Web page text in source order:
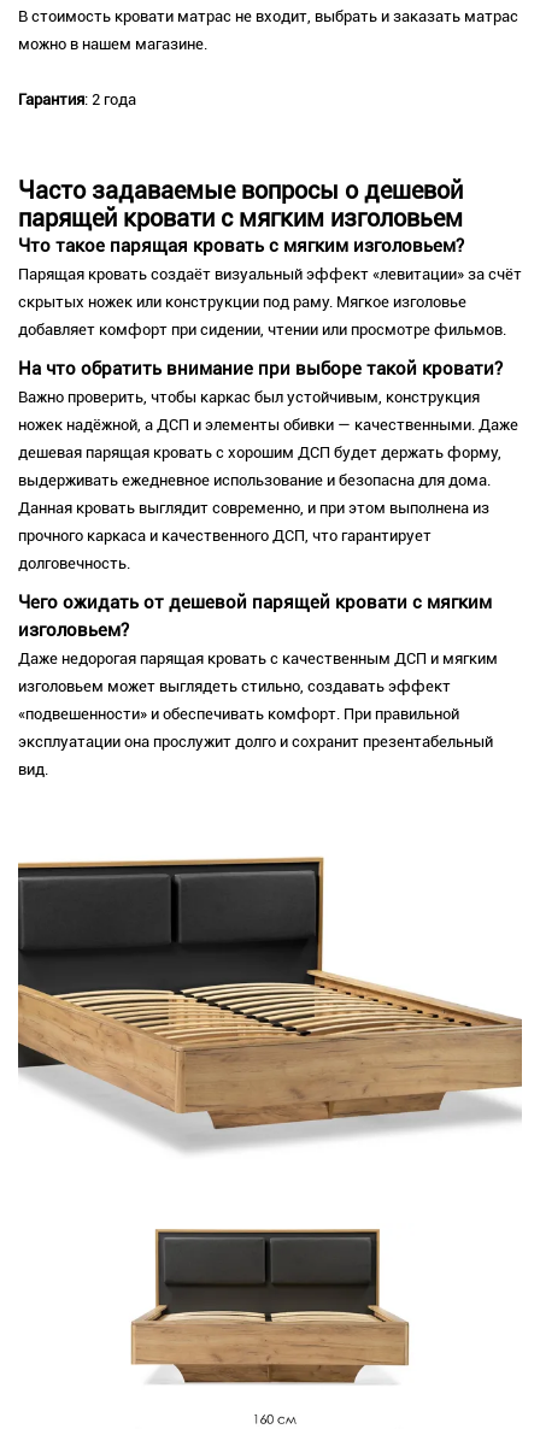
В стоимость кровати матрас не входит, выбрать и заказать матрас
можно в нашем магазине.
Гарантия: 2 года
Часто задаваемые вопросы о дешевой
парящей кровати с мягким изголовьем
Что такое парящая кровать с мягким изголовьем?
Парящая кровать создаёт визуальный эффект «левитации» за счёт
скрытых ножек или конструкции под раму. Мягкое изголовье
добавляет комфорт при сидении, чтении или просмотре фильмов.
На что обратить внимание при выборе такой кровати?
Важно проверить, чтобы каркас был устойчивым, конструкция
ножек надёжной, а ДСП и элементы обивки — качественными. Даже
дешевая парящая кровать с хорошим ДСП будет держать форму,
выдерживать ежедневное использование и безопасна для дома.
Данная кровать выглядит современно, и при этом выполнена из
прочного каркаса и качественного ДСП, что гарантирует
долговечность.
Чего ожидать от дешевой парящей кровати с мягким
изголовьем?
Даже недорогая парящая кровать с качественным ДСП и мягким
изголовьем может выглядеть стильно, создавать эффект
«подвешенности» и обеспечивать комфорт. При правильной
эксплуатации она прослужит долго и сохранит презентабельный
вид.